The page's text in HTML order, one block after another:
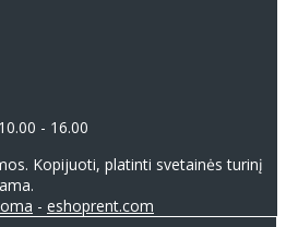
- 16.00
Kopijuoti, platinti svetainės turinį
- eshoprent.com